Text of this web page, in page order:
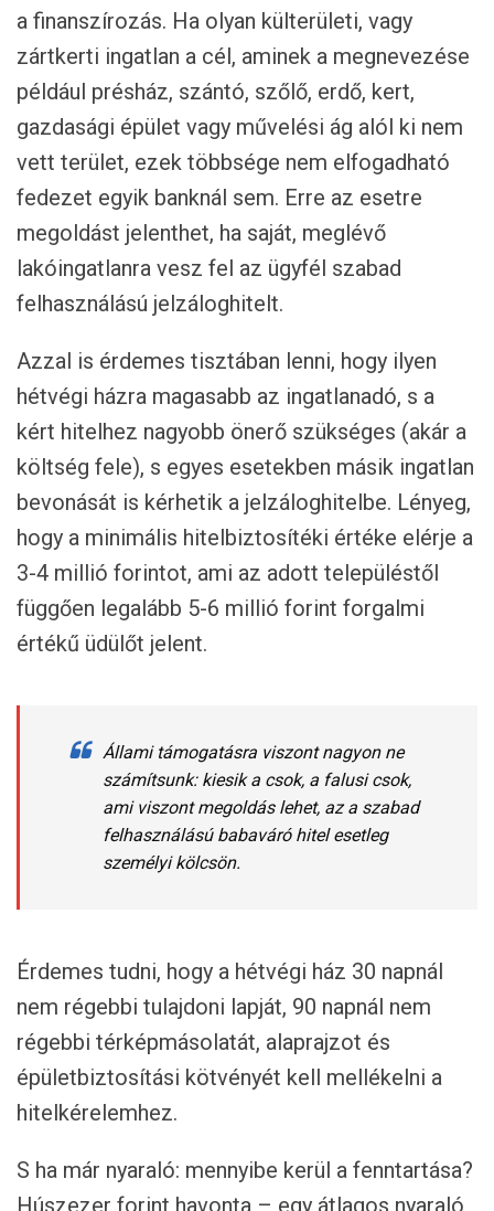
a finanszírozás. Ha olyan külterületi, vagy
zártkerti ingatlan a cél, aminek a megnevezése
például présház, szántó, szőlő, erdő, kert,
gazdasági épület vagy művelési ág alól ki nem
vett terület, ezek többsége nem elfogadható
fedezet egyik banknál sem. Erre az esetre
megoldást jelenthet, ha saját, meglévő
lakóingatlanra vesz fel az ügyfél szabad
felhasználású jelzáloghitelt.
Azzal is érdemes tisztában lenni, hogy ilyen
hétvégi házra magasabb az ingatlanadó, s a
kért hitelhez nagyobb önerő szükséges (akár a
költség fele), s egyes esetekben másik ingatlan
bevonását is kérhetik a jelzáloghitelbe. Lényeg,
hogy a minimális hitelbiztosítéki értéke elérje a
3-4 millió forintot, ami az adott településtől
függően legalább 5-6 millió forint forgalmi
értékű üdülőt jelent.
Állami támogatásra viszont nagyon ne
számítsunk: kiesik a csok, a falusi csok,
ami viszont megoldás lehet, az a szabad
felhasználású babaváró hitel esetleg
személyi kölcsön.
Érdemes tudni, hogy a hétvégi ház 30 napnál
nem régebbi tulajdoni lapját, 90 napnál nem
régebbi térképmásolatát, alaprajzot és
épületbiztosítási kötvényét kell mellékelni a
hitelkérelemhez.
S ha már nyaraló: mennyibe kerül a fenntartása?
Húszezer forint havonta – egy átlagos nyaraló